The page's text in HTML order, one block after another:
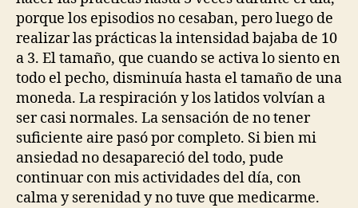
porque los episodios no cesaban, pero luego de
realizar las prácticas la intensidad bajaba de 10
a 3. El tamaño, que cuando se activa lo siento en
todo el pecho, disminuía hasta el tamaño de una
moneda. La respiración y los latidos volvían a
ser casi normales. La sensación de no tener
suficiente aire pasó por completo. Si bien mi
ansiedad no desapareció del todo, pude
continuar con mis actividades del día, con
calma y serenidad y no tuve que medicarme.